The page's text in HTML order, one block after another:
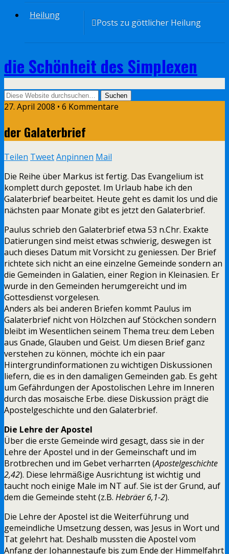
Heilung
Posts zu göttlicher Heilung
die Schönheit des Simplexen
27. April 2008 • 6 Kommentare
der Galaterbrief
Teilen TweetAnpinnen Mail
Die Reihe über Markus ist fertig. Das Evangelium ist
komplett durch gepostet. Im Urlaub habe ich den
Galaterbrief bearbeitet. Heute geht es damit los und die
nächsten paar Monate gibt es jetzt den Galaterbrief.
Paulus schrieb den Galaterbrief etwa 53 n.Chr. Exakte
Datierungen sind meist etwas schwierig, deswegen ist
auch dieses Datum mit Vorsicht zu geniessen. Der Brief
richtete sich nicht an eine einzelne Gemeinde sondern an
die Gemeinden in Galatien, einer Region in Kleinasien. Er
wurde in den Gemeinden herumgereicht und im
Gottesdienst vorgelesen.
Anders als bei anderen Briefen kommt Paulus im
Galaterbrief nicht von Hölzchen auf Stöckchen sondern
bleibt im Wesentlichen seinem Thema treu: dem Leben
aus Gnade, Glauben und Geist. Um diesen Brief ganz
verstehen zu können, möchte ich ein paar
Hintergrundinformationen zu wichtigen Diskussionen
liefern, die es in den damaligen Gemeinden gab. Es geht
um Gefährdungen der Apostolischen Lehre im Inneren
durch das mosaische Erbe. diese Diskussion prägt die
Apostelgeschichte und den Galaterbrief.
Die Lehre der Apostel
Über die erste Gemeinde wird gesagt, dass sie in der
Lehre der Apostel und in der Gemeinschaft und im
Brotbrechen und im Gebet verharrten (Apostelgeschichte
2,42). Diese lehrmäßige Ausrichtung ist wichtig und
taucht noch einige Male im NT auf. Sie ist der Grund, auf
dem die Gemeinde steht (z.B. Hebräer 6,1-2).
Die Lehre der Apostel ist die Weiterführung und
gemeindliche Umsetzung dessen, was Jesus in Wort und
Tat gelehrt hat. Deshalb mussten die Apostel vom
Anfang der Johannestaufe bis zum Ende der Himmelfahrt